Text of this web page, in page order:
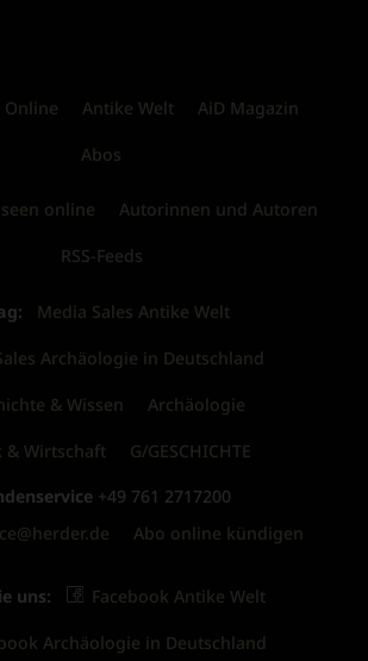
Online Antike Welt AiD Magazin
Abos
online Autorinnen und Autoren
RSS-Feeds
Media Sales Antike Welt
Archäologie in Deutschland
& Wissen Archäologie
& Wirtschaft G/GESCHICHTE
+49 761 2717200
Abo online kündigen
uns: Facebook Antike Welt
Archäologie in Deutschland